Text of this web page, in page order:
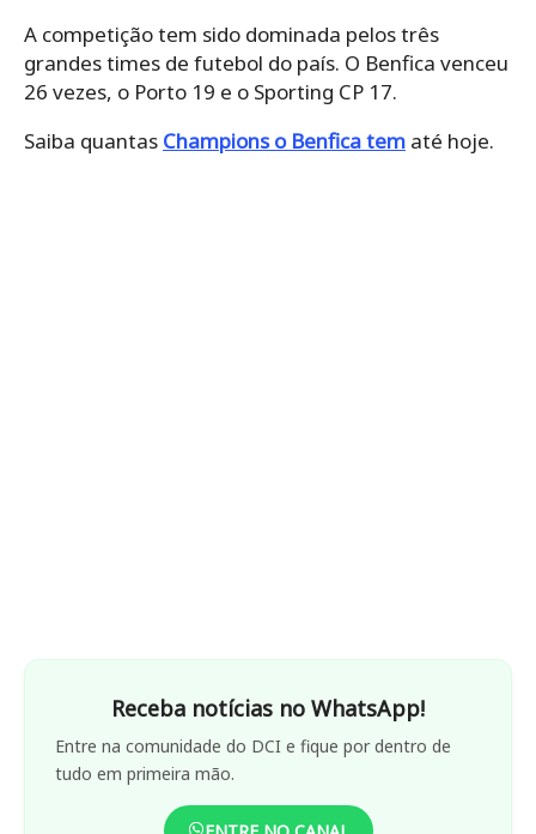
A competição tem sido dominada pelos três
grandes times de futebol do país. O Benfica venceu
26 vezes, o Porto 19 e o Sporting CP 17.
Saiba quantas Champions o Benfica tem até hoje.
Receba notícias no WhatsApp!
Entre na comunidade do DCI e fique por dentro de
tudo em primeira mão.